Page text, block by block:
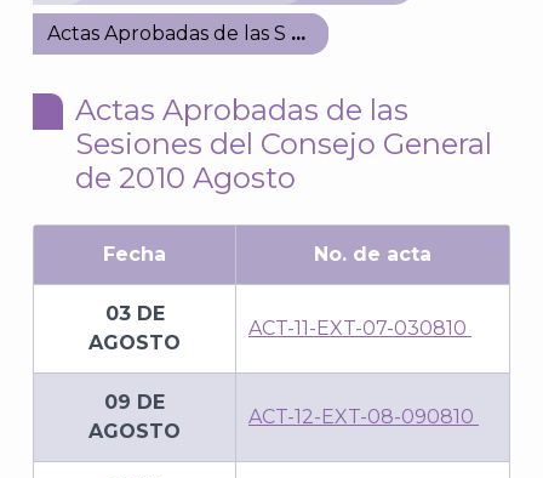
Actas Aprobadas de las Sesiones del Consejo
Actas Aprobadas de las
Sesiones del Consejo General
de 2010 Agosto
Fecha No. de acta
03 DE
AGOSTO
ACT-11-EXT-07-030810
09 DE
AGOSTO
ACT-12-EXT-08-090810